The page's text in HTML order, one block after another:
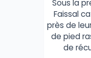
Sous la
Faissal
près de
de pied
de